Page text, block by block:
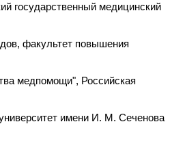
государственный медицинский
факультет повышения
медпомощи", Российская
имени И. М. Сеченова